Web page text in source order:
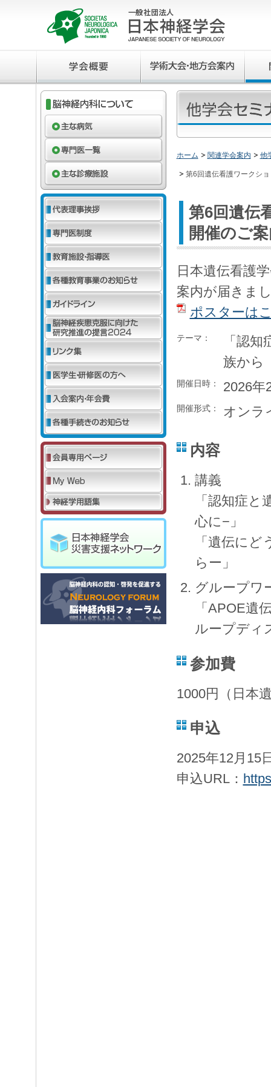
ホーム 関連学会案内 他
第6回遺伝看護ワークシ
第6回遺伝
開催のご
日本遺伝看護
案内が届きま
ポスターは
テーマ：
「認
族から
開催日時： 2026年
開催形式： オンラ
内容
講義
「認知症
心に−」
「遺伝に
らー」
グループワ
「APOE遺
ループディ
参加費
1000円（日本
申込
2025年12月15
申込URL：